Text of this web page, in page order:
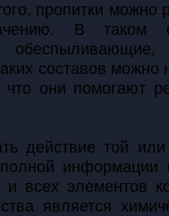
пропитки можно
В таком
составов можно
что они помогают
действие той
информации
и всех элементов
является